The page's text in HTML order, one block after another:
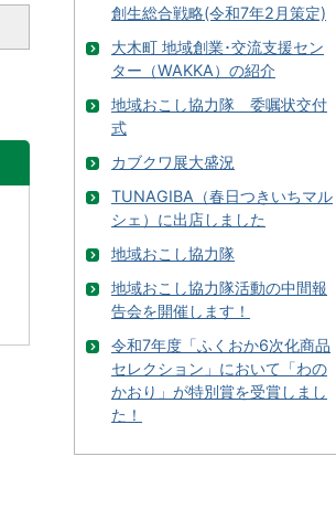
創生総合戦略(令和7年2月策定)
大木町 地域創業･交流支援セン
ター（WAKKA）の紹介
地域おこし協力隊 委嘱状交付
式
カブクワ展大盛況
TUNAGIBA（春日つきいちマル
シェ）に出店しました
地域おこし協力隊
地域おこし協力隊活動の中間報
告会を開催します！
令和7年度「ふくおか6次化商品
セレクション」において「わの
かおり」が特別賞を受賞しまし
た！